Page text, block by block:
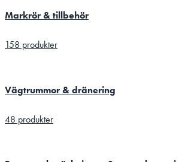
Markrör & tillbehör
158 produkter
Vägtrummor & dränering
48 produkter